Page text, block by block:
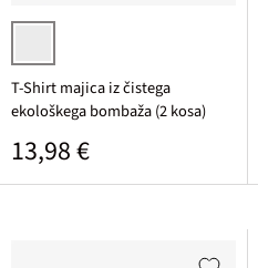
modra + žad potiskana
T-Shirt majica iz čistega
ekološkega bombaža (2 kosa)
Običajna cena
13,98 €